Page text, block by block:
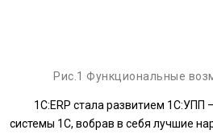
Рис.1 Функциональные
1С:ERP стала развитием 1С:УПП
системы 1С, вобрав в себя лучшие